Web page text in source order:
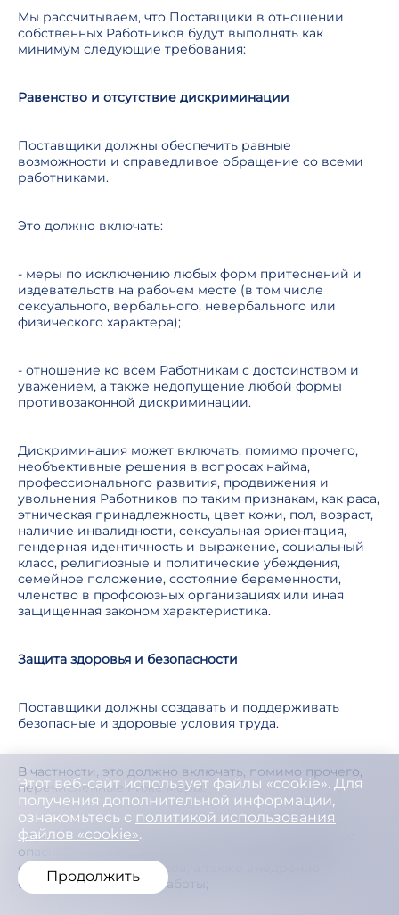
Этот веб-сайт использует файлы «cookie». Для
получения дополнительной информации,
ознакомьтесь с политикой использования
файлов «cookie».
Продолжить
Мы рассчитываем, что Поставщики в отношении
собственных Работников будут выполнять как
минимум следующие требования:
Равенство и отсутствие дискриминации
Поставщики должны обеспечить равные
возможности и справедливое обращение со всеми
работниками.
Это должно включать:
- меры по исключению любых форм притеснений и
издевательств на рабочем месте (в том числе
сексуального, вербального, невербального или
физического характера);
- отношение ко всем Работникам с достоинством и
уважением, а также недопущение любой формы
противозаконной дискриминации.
Дискриминация может включать, помимо прочего,
необъективные решения в вопросах найма,
профессионального развития, продвижения и
увольнения Работников по таким признакам, как раса,
этническая принадлежность, цвет кожи, пол, возраст,
наличие инвалидности, сексуальная ориентация,
гендерная идентичность и выражение, социальный
класс, религиозные и политические убеждения,
семейное положение, состояние беременности,
членство в профсоюзных организациях или иная
защищенная законом характеристика.
Защита здоровья и безопасности
Поставщики должны создавать и поддерживать
безопасные и здоровые условия труда.
В частности, это должно включать, помимо прочего,
перечисленные ниже меры:
- принятие процедур по выявлению и устранению
опасностей для здоровья и безопасности труда и
связанных с ними рисков, а также внедрение
безопасных методов работы;